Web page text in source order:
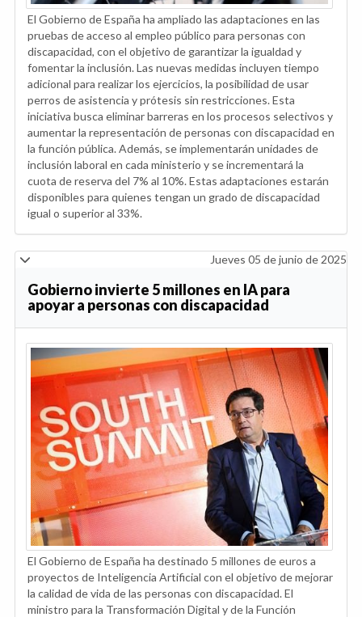
El Gobierno de España ha ampliado las adaptaciones en las
pruebas de acceso al empleo público para personas con
discapacidad, con el objetivo de garantizar la igualdad y
fomentar la inclusión. Las nuevas medidas incluyen tiempo
adicional para realizar los ejercicios, la posibilidad de usar
perros de asistencia y prótesis sin restricciones. Esta
iniciativa busca eliminar barreras en los procesos selectivos y
aumentar la representación de personas con discapacidad en
la función pública. Además, se implementarán unidades de
inclusión laboral en cada ministerio y se incrementará la
cuota de reserva del 7% al 10%. Estas adaptaciones estarán
disponibles para quienes tengan un grado de discapacidad
igual o superior al 33%.
Jueves 05 de junio de 2025
Gobierno invierte 5 millones en IA para
apoyar a personas con discapacidad
El Gobierno de España ha destinado 5 millones de euros a
proyectos de Inteligencia Artificial con el objetivo de mejorar
la calidad de vida de las personas con discapacidad. El
ministro para la Transformación Digital y de la Función